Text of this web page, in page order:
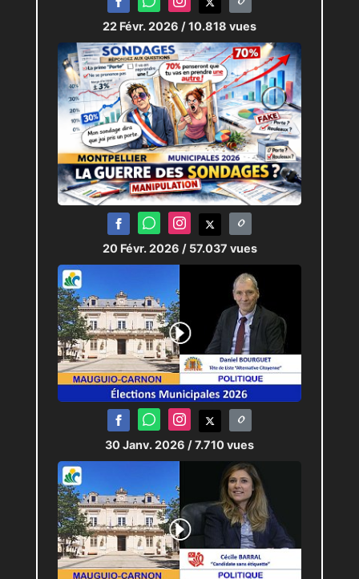
22 Févr. 2026 / 10.818 vues
20 Févr. 2026 / 57.037 vues
30 Janv. 2026 / 7.710 vues